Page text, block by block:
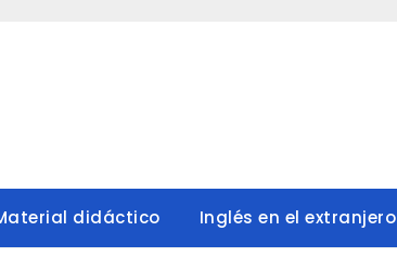
didáctico Inglés en el extranjero